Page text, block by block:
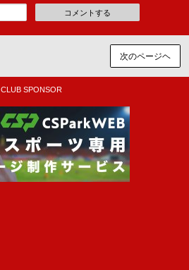
コメントする
次のページヘ
CLUB SPONSOR